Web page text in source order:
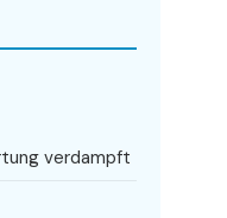
verdampft